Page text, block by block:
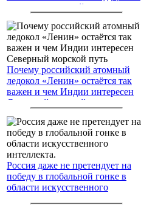
американским войскам
Почему российский атомный
ледокол «Ленин» остаётся так
важен и чем Индии интересен
Северный морской путь
Россия даже не претендует на
победу в глобальной гонке в
области искусственного